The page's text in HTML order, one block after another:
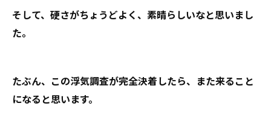
そして、硬さがちょうどよく、素晴らしいなと思いまし
た。
たぶん、この浮気調査が完全決着したら、また来ること
になると思います。